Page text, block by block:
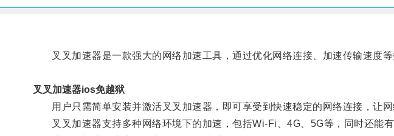
叉叉加速器是一款强大的网络加速工具，通过优化网络连接、加速传输速度等
叉叉加速器ios免越狱
用户只需简单安装并激活叉叉加速器，即可享受到快速稳定的网络连接，让网
叉叉加速器支持多种网络环境下的加速，包括Wi-Fi、4G、5G等，同时还能有